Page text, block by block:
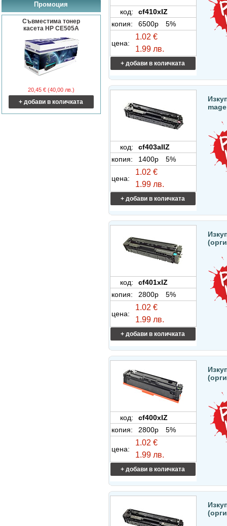
Промоция
Съвместима тонер
касета HP CE505A
20,45 € (40,00 лв.)
+ добави в количката
код:
cf410xIZ
копия:
6500p 5%
цена:
1.02 €
1.99 лв.
+ добави в количката
код:
cf403aIIZ
копия:
1400p 5%
цена:
1.02 €
1.99 лв.
+ добави в количката
код:
cf401xIZ
копия:
2800p 5%
цена:
1.02 €
1.99 лв.
+ добави в количката
код:
cf400xIZ
копия:
2800p 5%
цена:
1.02 €
1.99 лв.
+ добави в количката